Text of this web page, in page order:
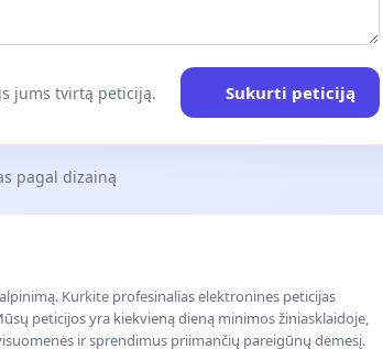
jums tvirtą peticiją. Sukurti peticiją
pagal dizainą
Kurkite profesinalias elektronines peticijas
peticijos yra kiekvieną dieną minimos žiniasklaidoje,
ir sprendimus priimančių pareigūnų dėmesį.